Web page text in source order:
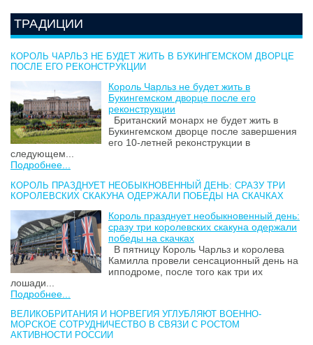
ТРАДИЦИИ
КОРОЛЬ ЧАРЛЬЗ НЕ БУДЕТ ЖИТЬ В БУКИНГЕМСКОМ ДВОРЦЕ
ПОСЛЕ ЕГО РЕКОНСТРУКЦИИ
Король Чарльз не будет жить в
Букингемском дворце после его
реконструкции
Британский монарх не будет жить в
Букингемском дворце после завершения
его 10-летней реконструкции в
следующем...
Подробнее...
КОРОЛЬ ПРАЗДНУЕТ НЕОБЫКНОВЕННЫЙ ДЕНЬ: СРАЗУ ТРИ
КОРОЛЕВСКИХ СКАКУНА ОДЕРЖАЛИ ПОБЕДЫ НА СКАЧКАХ
Король празднует необыкновенный день:
сразу три королевских скакуна одержали
победы на скачках
В пятницу Король Чарльз и королева
Камилла провели сенсационный день на
ипподроме, после того как три их
лошади...
Подробнее...
ВЕЛИКОБРИТАНИЯ И НОРВЕГИЯ УГЛУБЛЯЮТ ВОЕННО-
МОРСКОЕ СОТРУДНИЧЕСТВО В СВЯЗИ С РОСТОМ
АКТИВНОСТИ РОССИИ